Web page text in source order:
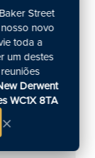
Street
novo
toda a
um destes
Derwent
WC1X 8TA
×